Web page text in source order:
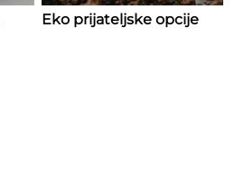
Eko prijateljske opcije